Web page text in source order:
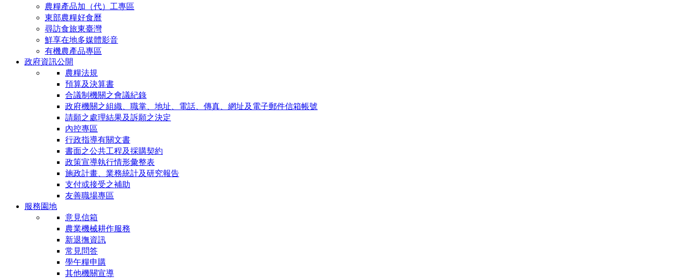
農糧產品加（代）工專區
東部農糧好食曆
尋訪食旅東臺灣
鮮享在地多媒體影音
有機農產品專區
政府資訊公開
農糧法規
預算及決算書
合議制機關之會議紀錄
政府機關之組織、職掌、地址、電話、傳真、網址及電子郵件信箱帳號
請願之處理結果及訴願之決定
內控專區
行政指導有關文書
書面之公共工程及採購契約
政策宣導執行情形彙整表
施政計畫、業務統計及研究報告
支付或接受之補助
友善職場專區
服務園地
意見信箱
農業機械耕作服務
新退撫資訊
常見問答
學午糧申購
其他機關宣導